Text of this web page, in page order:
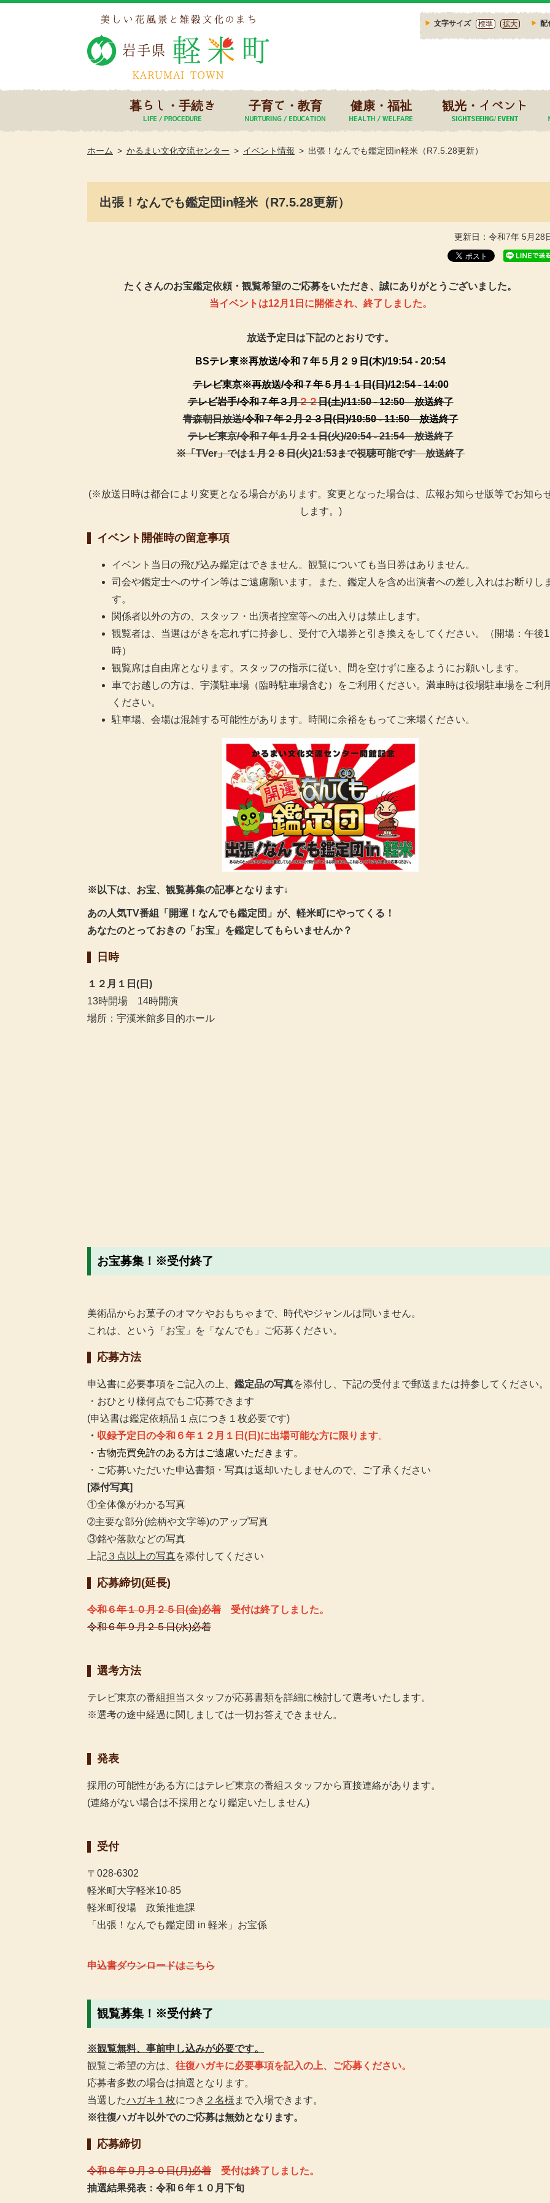
文字サイズ 標準 拡大 配
暮らし・手続き 子育て・教育 健康・福祉 観光・イベント
ホーム かるまい文化交流センター イベント情報 出張！なんでも鑑定団in軽米（R7.5.28更新）
出張！なんでも鑑定団in軽米（R7.5.28更新）
更新日：令和7年 5月28
たくさんのお宝鑑定依頼・観覧希望のご応募をいただき、誠にありがとうございました。
当イベントは12月1日に開催され、終了しました。
放送予定日は下記のとおりです。
BSテレ東※再放送/令和７年５月２９日(木)/19:54 - 20:54
テレビ東京※再放送/令和７年５月１１日(日)/12:54 - 14:00
テレビ岩手/令和７年３月２２日(土)/11:50 - 12:50 放送終了
青森朝日放送/令和７年２月２３日(日)/10:50 - 11:50 放送終了
テレビ東京/令和７年１月２１日(火)/20:54 - 21:54 放送終了
※「TVer」では１月２８日(火)21:53まで視聴可能です 放送終了
(※放送日時は都合により変更となる場合があります。変更となった場合は、広報お知らせ版等でお知ら
します。)
イベント開催時の留意事項
イベント当日の飛び込み鑑定はできません。観覧についても当日券はありません。
司会や鑑定士へのサイン等はご遠慮願います。また、鑑定人を含め出演者への差し入れはお断りし
す。
関係者以外の方の、スタッフ・出演者控室等への出入りは禁止します。
観覧者は、当選はがきを忘れずに持参し、受付で入場券と引き換えをしてください。（開場：午後1
時）
観覧席は自由席となります。スタッフの指示に従い、間を空けずに座るようにお願いします。
車でお越しの方は、宇漢駐車場（臨時駐車場含む）をご利用ください。満車時は役場駐車場をご利
ください。
駐車場、会場は混雑する可能性があります。時間に余裕をもってご来場ください。
※以下は、お宝、観覧募集の記事となります↓
あの人気TV番組「開運！なんでも鑑定団」が、軽米町にやってくる！
あなたのとっておきの「お宝」を鑑定してもらいませんか？
日時
１２月１日(日)
13時開場 14時開演
場所：宇漢米館多目的ホール
お宝募集！※受付終了
美術品からお菓子のオマケやおもちゃまで、時代やジャンルは問いません。
これは、という「お宝」を「なんでも」ご応募ください。
応募方法
申込書に必要事項をご記入の上、 鑑定品の写真を添付し、下記の受付まで郵送または持参してください。
・おひとり様何点でもご応募できます
(申込書は鑑定依頼品１点につき１枚必要です)
・ 収録予定日の令和６年１２月１日(日)に出場可能な方に限ります。
・古物売買免許のある方はご遠慮いただきます。
・ご応募いただいた申込書類・写真は返却いたしませんので、ご了承ください
[添付写真]
①全体像がわかる写真
➁主要な部分(絵柄や文字等)のアップ写真
③銘や落款などの写真
上記 ３点以上の写真を添付してください
応募締切(延長)
令和６年１０月２５日(金)必着 受付は終了しました。
令和６年９月２５日(水)必着
選考方法
テレビ東京の番組担当スタッフが応募書類を詳細に検討して選考いたします。
※選考の途中経過に関しましては一切お答えできません。
発表
採用の可能性がある方にはテレビ東京の番組スタッフから直接連絡があります。
(連絡がない場合は不採用となり鑑定いたしません)
受付
〒028-6302
軽米町大字軽米10-85
軽米町役場 政策推進課
「出張！なんでも鑑定団 in 軽米」お宝係
申込書ダウンロードはこちら
観覧募集！※受付終了
※観覧無料、事前申し込みが必要です。
観覧ご希望の方は、 往復ハガキに必要事項を記入の上、ご応募ください。
応募者多数の場合は抽選となります。
当選したハガキ１枚につき ２名様 まで入場できます。
※往復ハガキ以外でのご応募は無効となります。
応募締切
令和６年９月３０日(月)必着
受付は終了しました。
抽選結果発表：令和６年１０月下旬